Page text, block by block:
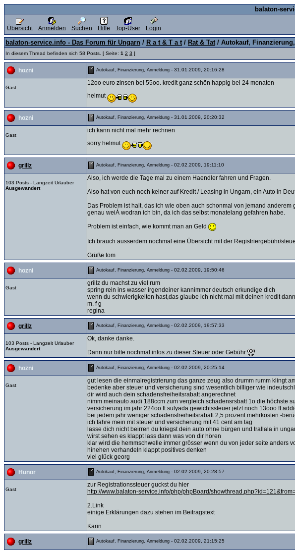
balaton-
Übersicht Anmelden Suchen Hilfe Top-User Login
balaton-service.info - Das Forum für Ungarn / R a t & T a t / Rat & Tat / Autokauf,
In diesem Thread befinden sich 58 Posts. [ Seite: 1 2 3 ]
hozni Autokauf, Finanzierung, Anmeldung - 31.01.2009, 20:16:28
Gast
12oo euro zinsen bei 55oo. kredit ganz schön happig bei 24 monaten
helmut
hozni Autokauf, Finanzierung, Anmeldung - 31.01.2009, 20:20:32
Gast
ich kann nicht mal mehr rechnen
sorry helmut
grillz Autokauf, Finanzierung, Anmeldung - 02.02.2009, 19:11:10
103 Posts - Langzeit Urlauber
Ausgewandert
Also, ich werde die Tage mal zu einem Haendler fahren und Fragen.
Also hat von euch noch keiner auf Kredit / Leasing in Ungarn, ein Auto in
Das Problem ist halt, das ich wie oben auch schonmal von jemand
genau weiÁ wodran ich bin, da ich das selbst monatelang gefahren habe.
Problem ist einfach, wie kommt man an Geld
Ich brauch ausserdem nochmal eine Übersicht mit der Registriergebühr/
Grüße tom
hozni Autokauf, Finanzierung, Anmeldung - 02.02.2009, 19:50:46
Gast
grillz du machst zu viel rum
spring rein ins wasser irgendeiner kannimmer deutsch erkundige dich
wenn du schwierigkeiten hast,das glaube ich nicht mal mit deinen kredit
m. f g
regina
grillz Autokauf, Finanzierung, Anmeldung - 02.02.2009, 19:57:33
103 Posts - Langzeit Urlauber
Ausgewandert
Ok, danke danke.
Dann nur bitte nochmal infos zu dieser Steuer oder Gebühr
hozni Autokauf, Finanzierung, Anmeldung - 02.02.2009, 20:25:14
Gast
gut lesen die einmalregistrierung das ganze zeug also drumm rumm klingt
bedenke aber steuer und versicherung sind wesentlich billiger wie
dir wird auch dein schadensfreiheitsrabatt angerechnet
nimm meinauto audi 188ccm zum vergleich schadensrsbatt 1o die höchste
versicherung im jahr 224oo ft sulyada gewichtssteuer jetzt noch 13ooo ft
bei jedem jahr weniger schadensfreiheitsrabatt 2,5 prozent mehrkosten -
ich fahre mein mit steuer und versicherung mit 41 cent am tag
lasse dich nicht beirren du kriegst dein auto ohne bürgen und trallala in
wirst sehen es klappt lass dann was von dir hören
klar wird die hemmschwelle immer grösser wenn du von jeder seite anders
hinehen verhandeln klappt positives denken
viel glück georg
Hunor Autokauf, Finanzierung, Anmeldung - 02.02.2009, 20:28:57
Gast
zur Registrationssteuer guckst du hier
http://www.balaton-service.info/php/phpBoard/
2.Link
einige Erklärungen dazu stehen im Beitragstext
Karin
grillz Autokauf, Finanzierung, Anmeldung - 02.02.2009, 21:15:25